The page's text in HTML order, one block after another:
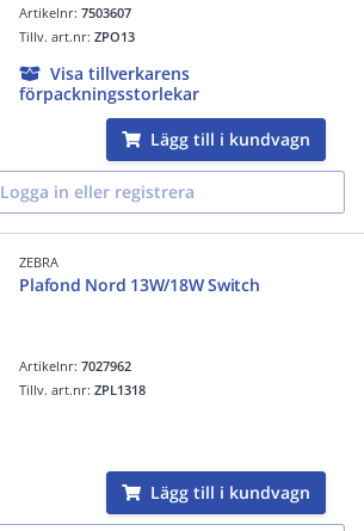
Artikelnr:7503607
Tillv. art.nr:ZPO13
Visa tillverkarens
förpackningsstorlekar
Lägg till i kundvagn
Logga in eller registrera
ZEBRA
Plafond Nord 13W/18W Switch
Artikelnr:7027962
Tillv. art.nr:ZPL1318
Lägg till i kundvagn